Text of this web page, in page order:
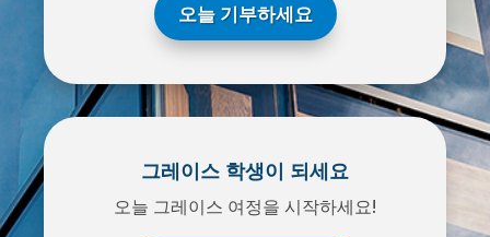
오늘 기부하세요
그레이스 학생이 되세요
오늘 그레이스 여정을 시작하세요!